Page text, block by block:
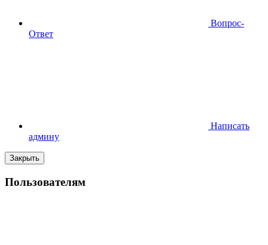
Вопрос-
Ответ
Написать
админу
Закрыть
Пользователям